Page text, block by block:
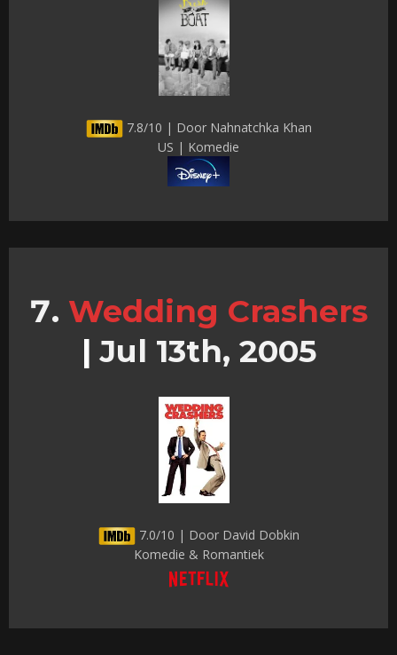
7.8/10 | Door Nahnatchka Khan
US | Komedie
Wedding Crashers
| Jul 13th, 2005
7.0/10 | Door David Dobkin
Komedie & Romantiek